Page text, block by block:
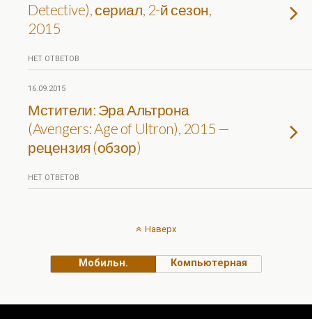
Detective), сериал, 2-й сезон,
2015
НЕТ ОТВЕТОВ
16.09.2015
Мстители: Эра Альтрона
(Avengers: Age of Ultron), 2015 —
рецензия (обзор)
НЕТ ОТВЕТОВ
Наверх
Мобильн. Компьютерная